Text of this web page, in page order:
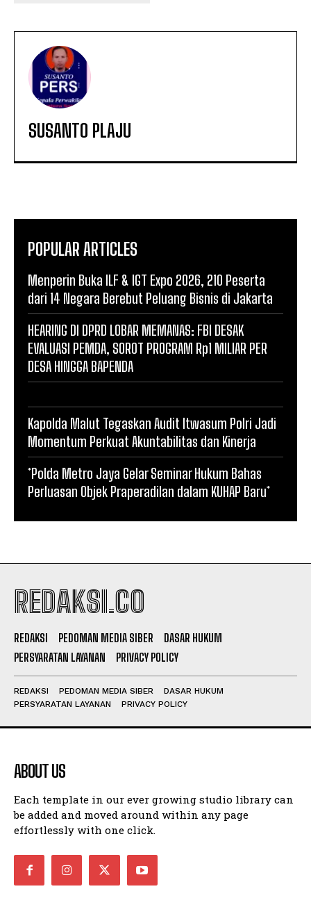
SUSANTO PLAJU
POPULAR ARTICLES
Menperin Buka ILF & IGT Expo 2026, 210 Peserta
dari 14 Negara Berebut Peluang Bisnis di Jakarta
HEARING DI DPRD LOBAR MEMANAS: FBI DESAK
EVALUASI PEMDA, SOROT PROGRAM Rp1 MILIAR PER
DESA HINGGA BAPENDA
Kapolda Malut Tegaskan Audit Itwasum Polri Jadi
Momentum Perkuat Akuntabilitas dan Kinerja
*Polda Metro Jaya Gelar Seminar Hukum Bahas
Perluasan Objek Praperadilan dalam KUHAP Baru*
REDAKSI.CO
REDAKSI PEDOMAN MEDIA SIBER
DASAR HUKUM
PERSYARATAN LAYANAN
PRIVACY POLICY
REDAKSI PEDOMAN MEDIA SIBER
DASAR HUKUM
PERSYARATAN LAYANAN
PRIVACY POLICY
ABOUT US
Each template in our ever growing studio library can
be added and moved around within any page
effortlessly with one click.